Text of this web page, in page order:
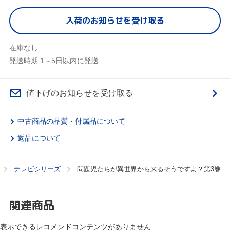
入荷のお知らせを受け取る
在庫なし
発送時期 1～5日以内に発送
値下げのお知らせを受け取る
中古商品の品質・付属品について
返品について
テレビシリーズ 問題児たちが異世界から来るそうですよ？第3巻
関連商品
表示できるレコメンドコンテンツがありません